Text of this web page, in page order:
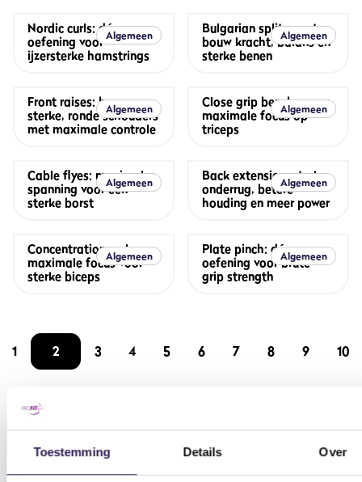
Toestemming Details Over
Algemeen
Nordic curls: dé
oefening voor
ijzersterke hamstrings
Algemeen
Bulgarian split squats:
bouw kracht, balans en
sterke benen
Algemeen
Front raises: bouw
sterke, ronde schouders
met maximale controle
Algemeen
Close grip bench press:
maximale focus op
triceps
Algemeen
Cable flyes: maximale
spanning voor een
sterke borst
Algemeen
Back extension: sterke
onderrug, betere
houding en meer power
Algemeen
Concentration curl:
maximale focus voor
sterke biceps
Algemeen
Plate pinch: dé
oefening voor brute
grip strength
1 2 3 4 5 6 7 8 9 10
OOKALL-IN FITNESS?